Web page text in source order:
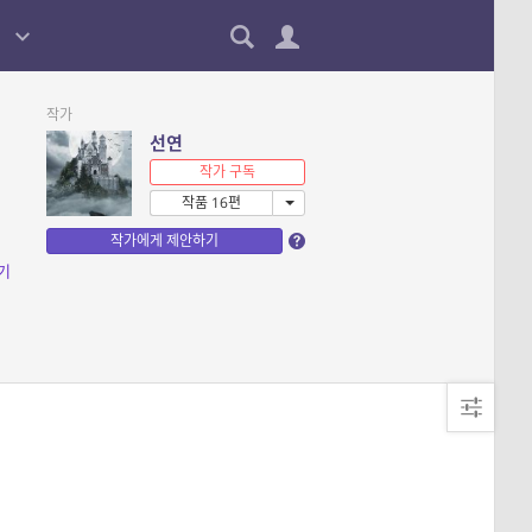
작가
선연
작가 구독
작품 16편
작가에게 제안하기